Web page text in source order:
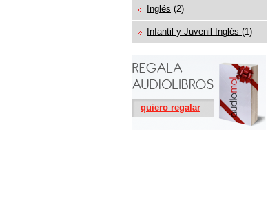
Inglés (2)
Infantil y Juvenil Inglés (1)
quiero regalar